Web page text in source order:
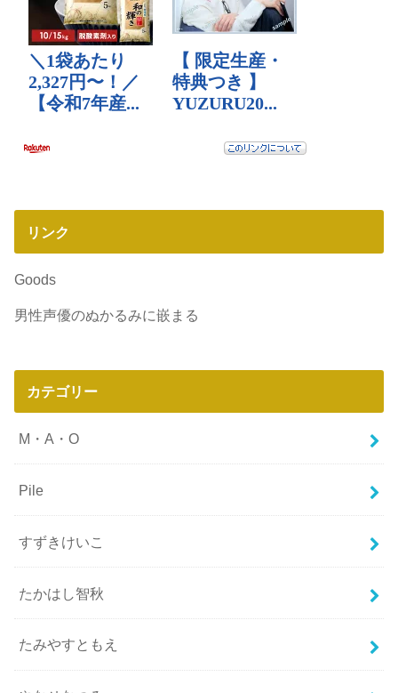
リンク
Goods
男性声優のぬかるみに嵌まる
カテゴリー
M・A・O
Pile
すずきけいこ
たかはし智秋
たみやすともえ